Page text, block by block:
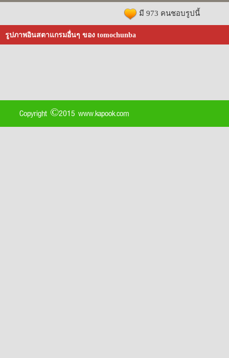
มี 973 คนชอบรูปนี้
รูปภาพอินสตาแกรมอื่นๆ ของ tomochunba
Copyright ©2015 www.kapook.com